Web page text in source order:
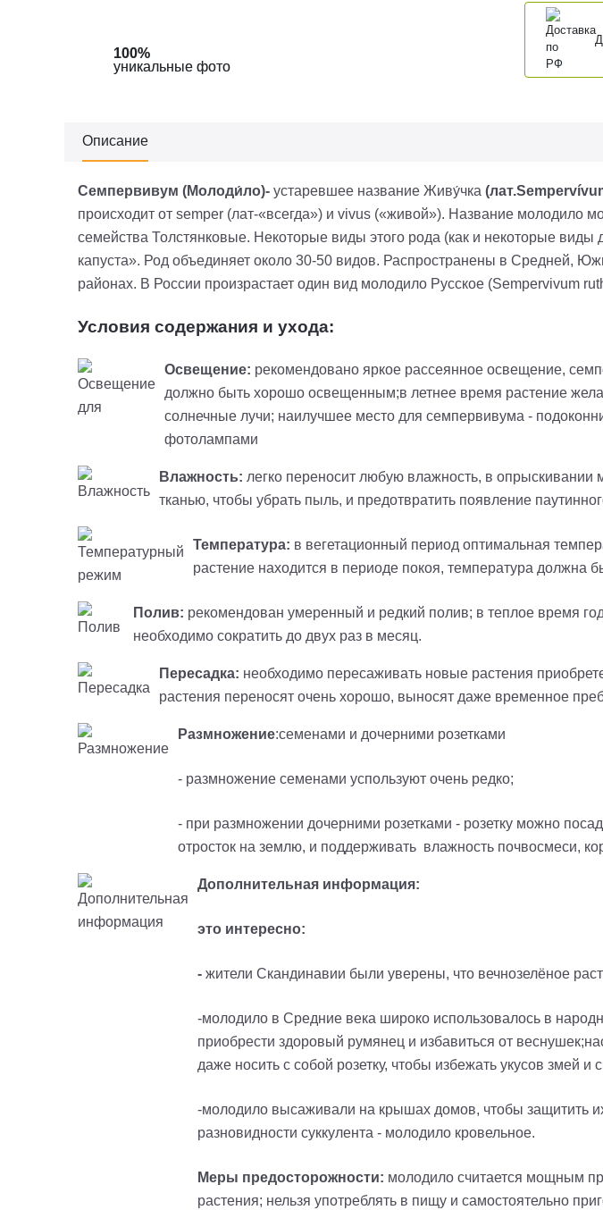
100%
уникальные фото
100%
уникальные фото
Описание
Семпервивум (Молоди́ло)- устаревшее название Живу́чка
происходит от semper (лат-«всегда») и vivus («живой»). Название молодило
семейства Толстянковые. Некоторые виды этого рода (как и некоторые виды
капуста». Род объединяет около 30-50 видов. Распространены в Средней,
районах. В России произрастает один вид молодило Русское (Sempervivum
Условия содержания и ухода:
Освещение: рекомендовано яркое рассеянное освещение,
должно быть хорошо освещенным;в летнее время растение
солнечные лучи; наилучшее место для семпервивума -
фотолампами
Влажность: легко переносит любую влажность, в
тканью, чтобы убрать пыль, и предотвратить появление
Температура: в вегетационный период оптимальная
растение находится в периоде покоя, температура должна
Полив: рекомендован умеренный и редкий полив; в теплое время
необходимо сократить до двух раз в месяц.
Пересадка: необходимо пересаживать новые растения
растения переносят очень хорошо, выносят даже временное
Размножение:семенами и дочерними розетками
- размножение семенами успользуют очень редко;
- при размножении дочерними розетками - розетку можно
отросток на землю, и поддерживать влажность почвосмеси,
Дополнительная информация:
это интересно:
- жители Скандинавии были уверены, что вечнозелёное
-молодило в Средние века широко использовалось в
приобрести здоровый румянец и избавиться от
даже носить с собой розетку, чтобы избежать укусов змей и
-молодило высаживали на крышах домов, чтобы защитить
разновидности суккулента - молодило кровельное.
Меры предосторожности: молодило считается мощным
растения; нельзя употреблять в пищу и самостоятельно